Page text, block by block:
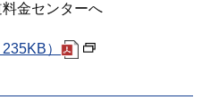
金センターへ
）